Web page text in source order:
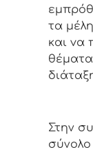
τα
και vα
Στην